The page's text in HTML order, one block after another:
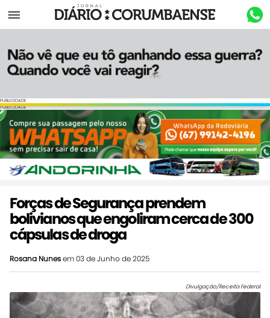
Menu
PUBLICIDADE
PUBLICIDADE
Forças de Segurança prendem
bolivianos que engoliram cerca de 300
cápsulas de droga
Rosana Nunesem 03 de Junho de 2025
Divulgação/Receita Federal